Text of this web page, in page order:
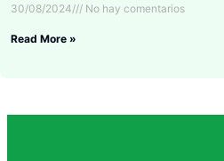
30/08/2024 No hay comentarios
Read More »